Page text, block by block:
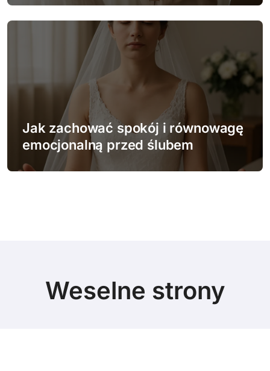
Jak zachować spokój i równowagę
emocjonalną przed ślubem
Weselne strony